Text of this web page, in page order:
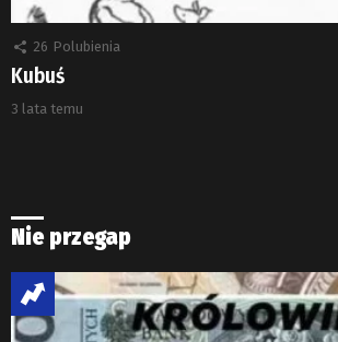
26 Polubienia
Kubuś
3 lata temu
Nie przegap